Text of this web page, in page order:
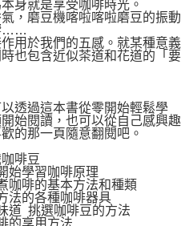
身就是享受咖啡時光。
磨豆機喀啦喀啦磨豆的振動
……
於我們的五感。就某種意義
也包含近似茶道和花道的「要
過這本書從零開始輕鬆學
始閱讀，也可以從自己感興趣
的那一頁隨意翻閱吧。
啡豆
學習咖啡原理
啡的基本方法和種類
的各種咖啡器具
挑選咖啡豆的方法
享用方法